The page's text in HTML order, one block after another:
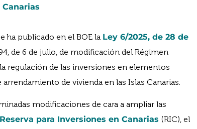
ha publicado en el BOE la Ley 6/2025, de 28 de
de 6 de julio, de modificación del Régimen
regulación de las inversiones en elementos
de vivienda en las Islas Canarias.
modificaciones de cara a ampliar las
Reserva para Inversiones en Canarias (RIC), el